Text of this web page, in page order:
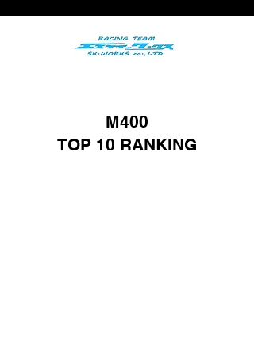
M400
TOP 10 RANKING